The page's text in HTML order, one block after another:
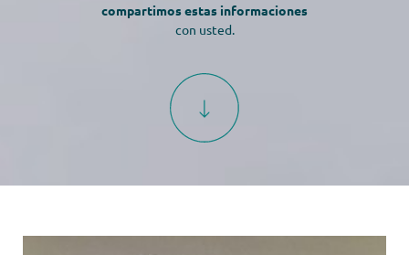
compartimos estas informaciones
con usted.